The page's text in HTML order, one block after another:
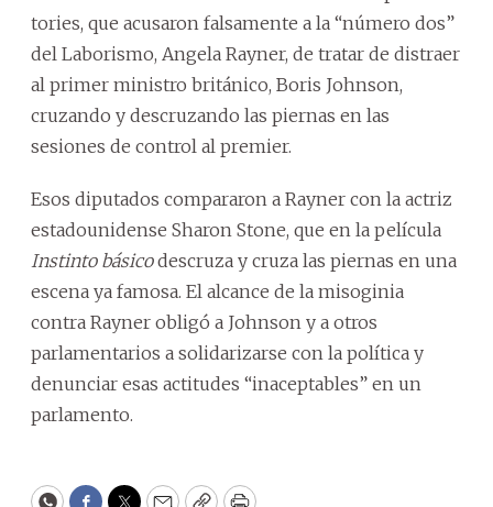
tories, que acusaron falsamente a la “número dos”
del Laborismo, Angela Rayner, de tratar de distraer
al primer ministro británico, Boris Johnson,
cruzando y descruzando las piernas en las
sesiones de control al premier.
Esos diputados compararon a Rayner con la actriz
estadounidense Sharon Stone, que en la película
Instinto básicodescruza y cruza las piernas en una
escena ya famosa. El alcance de la misoginia
contra Rayner obligó a Johnson y a otros
parlamentarios a solidarizarse con la política y
denunciar esas actitudes “inaceptables” en un
parlamento.